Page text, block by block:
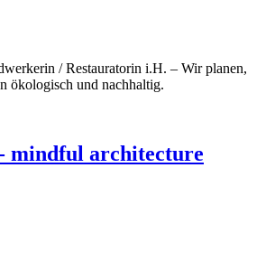
/ Restauratorin i.H. – Wir planen,
ökologisch und nachhaltig.
mindful architecture